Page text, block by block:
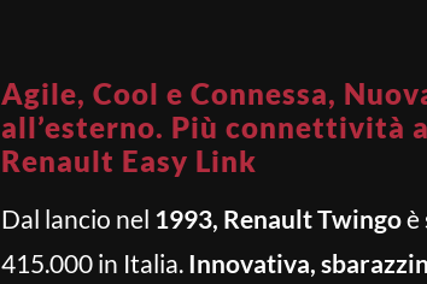
Agile, Cool e Connessa,
all’esterno. Più connettività
Renault Easy Link
Dal lancio nel 1993, Renault Twingoè
415.000 in Italia. Innovativa,